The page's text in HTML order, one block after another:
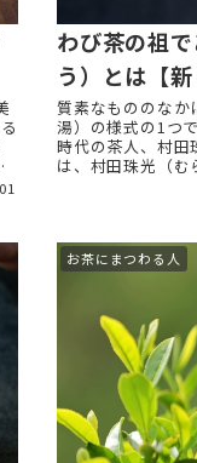
わび茶の祖
う）とは【
質素なもののなか
湯）の様式の1つ
時代の茶人、村田
は、村田珠光（
お茶にまつわる人